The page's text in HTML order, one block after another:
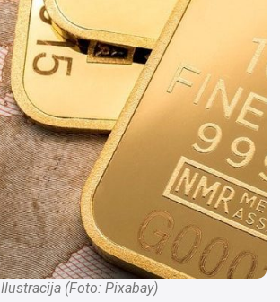
Ilustracija (Foto: Pixabay)